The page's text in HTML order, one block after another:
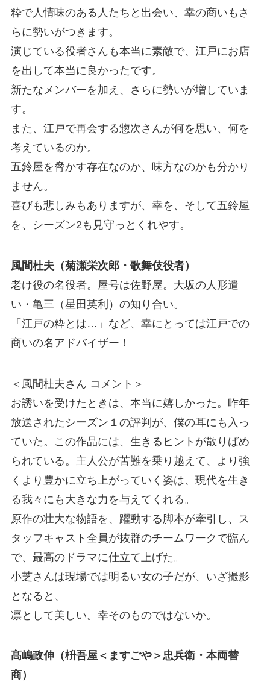
粋で人情味のある人たちと出会い、幸の商いもさ
らに勢いがつきます。
演じている役者さんも本当に素敵で、江戸にお店
を出して本当に良かったです。
新たなメンバーを加え、さらに勢いが増していま
す。
また、江戸で再会する惣次さんが何を思い、何を
考えているのか。
五鈴屋を脅かす存在なのか、味方なのかも分かり
ません。
喜びも悲しみもありますが、幸を、そして五鈴屋
を、シーズン2も見守っとくれやす。
風間杜夫（菊瀬栄次郎・歌舞伎役者）
老け役の名役者。屋号は佐野屋。大坂の人形遣
い・亀三（星田英利）の知り合い。
「江戸の粋とは…」など、幸にとっては江戸での
商いの名アドバイザー！
＜風間杜夫さん コメント＞
お誘いを受けたときは、本当に嬉しかった。昨年
放送されたシーズン１の評判が、僕の耳にも入っ
ていた。この作品には、生きるヒントが散りばめ
られている。主人公が苦難を乗り越えて、より強
くより豊かに立ち上がっていく姿は、現代を生き
る我々にも大きな力を与えてくれる。
原作の壮大な物語を、躍動する脚本が牽引し、ス
タッフキャスト全員が抜群のチームワークで臨ん
で、最高のドラマに仕立て上げた。
小芝さんは現場では明るい女の子だが、いざ撮影
となると、
凛として美しい。幸そのものではないか。
髙嶋政伸（枡吾屋＜ますごや＞忠兵衛・本両替
商）